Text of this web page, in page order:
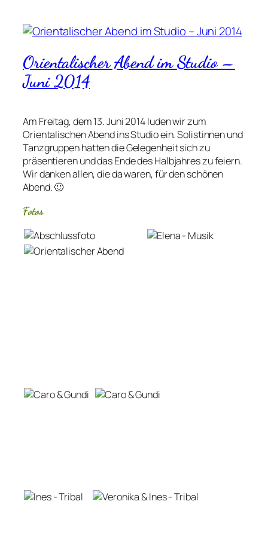
Orientalischer Abend im Studio –
Juni 2014
Am Freitag, dem 13. Juni 2014 luden wir zum
Orientalischen Abend ins Studio ein. Solistinnen und
Tanzgruppen hatten die Gelegenheit sich zu
präsentieren und das Ende des Halbjahres zu feiern.
Wir danken allen, die da waren, für den schönen
Abend. 🙂
Fotos